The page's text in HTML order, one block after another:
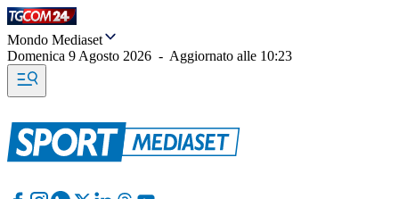
Mondo Mediaset
Domenica 9 Agosto 2026 - Aggiornato alle 10:23